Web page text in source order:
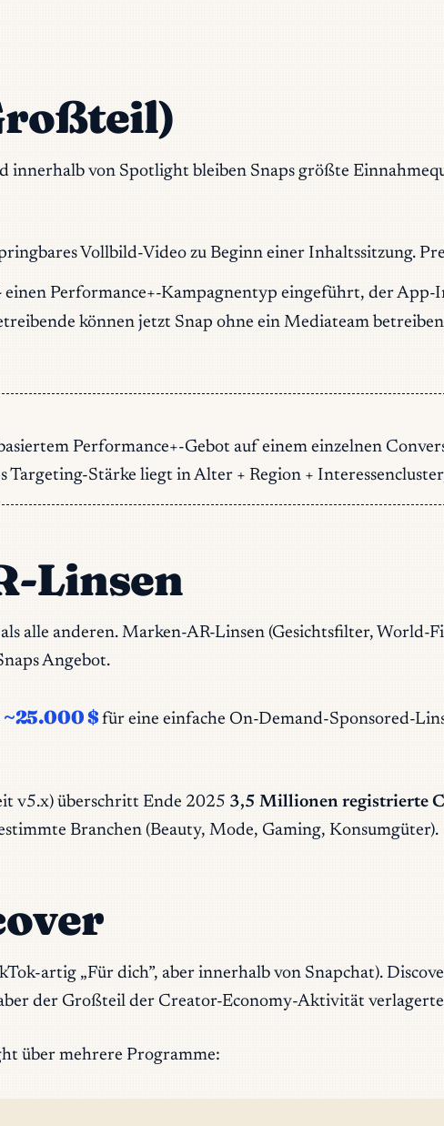
innerhalb von Spotlight bleiben Snaps größte
Vollbild-Video zu Beginn einer Inhaltssitzung.
einen Performance+-Kampagnentyp eingeführt, der
können jetzt Snap ohne ein Mediateam
Performance+-Gebot auf einem einzelnen
Stärke liegt in Alter + Region +
Linsen
alle anderen. Marken-AR-Linsen (Gesichtsfilter,
Angebot.
~25.000 $für eine einfache On-Demand-Sponsored-
v5.x) überschritt Ende 2025 3,5 Millionen registrierte
Branchen (Beauty, Mode, Gaming, Konsumgüter).
artig „Für dich”, aber innerhalb von Snapchat).
der Großteil der Creator-Economy-Aktivität
über mehrere Programme: